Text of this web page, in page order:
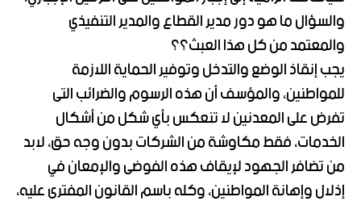
والسؤال ما هو دور مدير القطاع والمدير التنفيذي
والمعتمد من كل هذا العبث؟؟
يجب إنقاذ الوضع والتدخل وتوفير الحماية اللازمة
للمواطنين، والمؤسف أن هذه الرسوم والضرائب التى
تفرض على المعدنين لا تنعكس بأي شكل من أشكال
الخدمات، فقط مكاوشة من الشركات بدون وجه حق، لابد
من تضافر الجهود لإيقاف هذه الفوضى والإمعان في
إذلال وإهانة المواطنين، وكله باسم القانون المفترى عليه،